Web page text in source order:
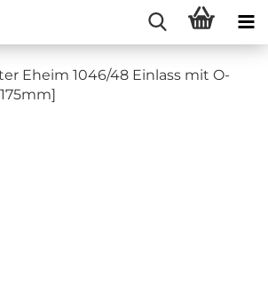
Eheim 1046/48 Einlass mit O-